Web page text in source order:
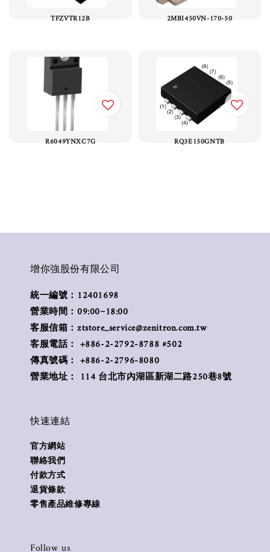
TFZVTR12B 2MBI450VN-170-50
R6049YNXC7G RQ3E150GNTB
增你強股份有限公司
統一編號：12401698
營業時間：09:00~18:00
客服信箱：ztstore_service@zenitron.com.tw
客服電話： +886-2-2792-8788 #502
傳真號碼： +886-2-2796-8080
營業地址： 114 台北市內湖區新湖二路250巷8號
快速連結
官方網站
聯絡我們
付款方式
退貨條款
零售產品維修專線
Follow us